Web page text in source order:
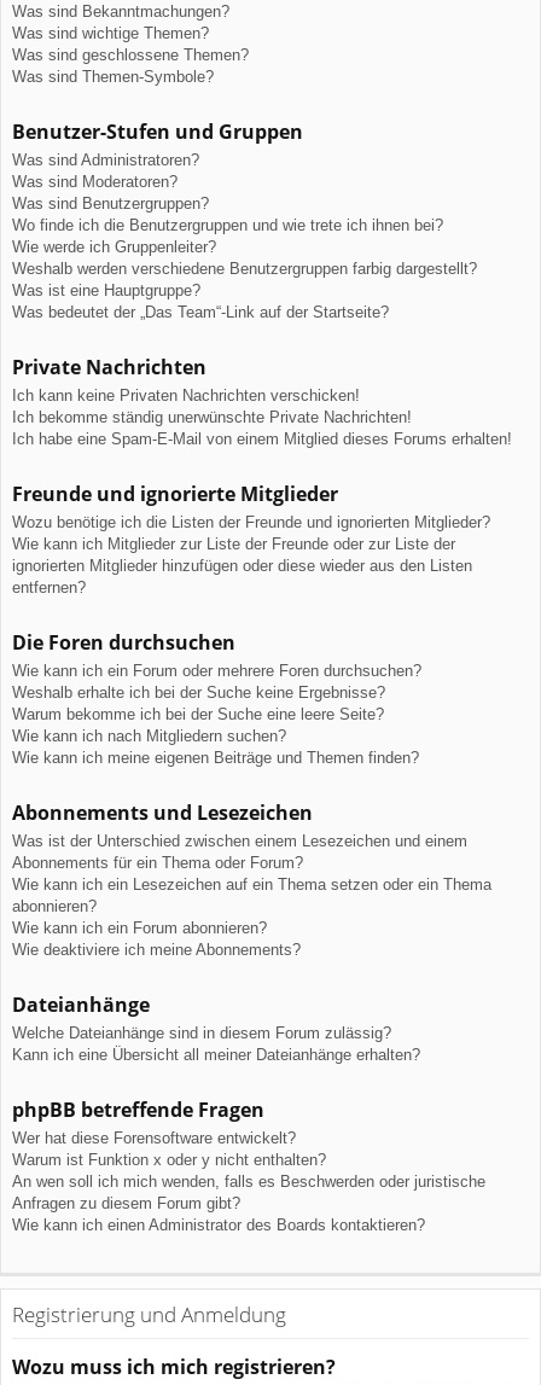
Was sind Bekanntmachungen?
Was sind wichtige Themen?
Was sind geschlossene Themen?
Was sind Themen-Symbole?
Benutzer-Stufen und Gruppen
Was sind Administratoren?
Was sind Moderatoren?
Was sind Benutzergruppen?
Wo finde ich die Benutzergruppen und wie trete ich ihnen bei?
Wie werde ich Gruppenleiter?
Weshalb werden verschiedene Benutzergruppen farbig dargestellt?
Was ist eine Hauptgruppe?
Was bedeutet der „Das Team“-Link auf der Startseite?
Private Nachrichten
Ich kann keine Privaten Nachrichten verschicken!
Ich bekomme ständig unerwünschte Private Nachrichten!
Ich habe eine Spam-E-Mail von einem Mitglied dieses Forums erhalten!
Freunde und ignorierte Mitglieder
Wozu benötige ich die Listen der Freunde und ignorierten Mitglieder?
Wie kann ich Mitglieder zur Liste der Freunde oder zur Liste der
ignorierten Mitglieder hinzufügen oder diese wieder aus den Listen
entfernen?
Die Foren durchsuchen
Wie kann ich ein Forum oder mehrere Foren durchsuchen?
Weshalb erhalte ich bei der Suche keine Ergebnisse?
Warum bekomme ich bei der Suche eine leere Seite?
Wie kann ich nach Mitgliedern suchen?
Wie kann ich meine eigenen Beiträge und Themen finden?
Abonnements und Lesezeichen
Was ist der Unterschied zwischen einem Lesezeichen und einem
Abonnements für ein Thema oder Forum?
Wie kann ich ein Lesezeichen auf ein Thema setzen oder ein Thema
abonnieren?
Wie kann ich ein Forum abonnieren?
Wie deaktiviere ich meine Abonnements?
Dateianhänge
Welche Dateianhänge sind in diesem Forum zulässig?
Kann ich eine Übersicht all meiner Dateianhänge erhalten?
phpBB betreffende Fragen
Wer hat diese Forensoftware entwickelt?
Warum ist Funktion x oder y nicht enthalten?
An wen soll ich mich wenden, falls es Beschwerden oder juristische
Anfragen zu diesem Forum gibt?
Wie kann ich einen Administrator des Boards kontaktieren?
Registrierung und Anmeldung
Wozu muss ich mich registrieren?